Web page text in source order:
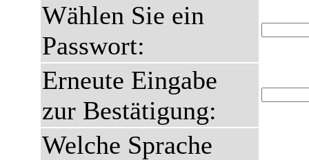
Wählen Sie ein
Passwort:
Erneute Eingabe
zur Bestätigung:
Welche Sprache